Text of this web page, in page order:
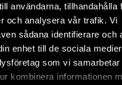
användarna, tillhandahålla
och analysera vår trafik. Vi
sådana identifierare och
enhet till de sociala
som vi samarbetar
kombinera informationen